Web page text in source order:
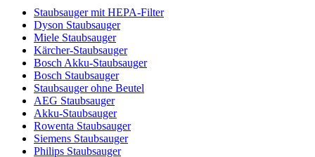
Staubsauger mit HEPA-Filter
Dyson Staubsauger
Miele Staubsauger
Kärcher-Staubsauger
Bosch Akku-Staubsauger
Bosch Staubsauger
Staubsauger ohne Beutel
AEG Staubsauger
Akku-Staubsauger
Rowenta Staubsauger
Siemens Staubsauger
Philips Staubsauger